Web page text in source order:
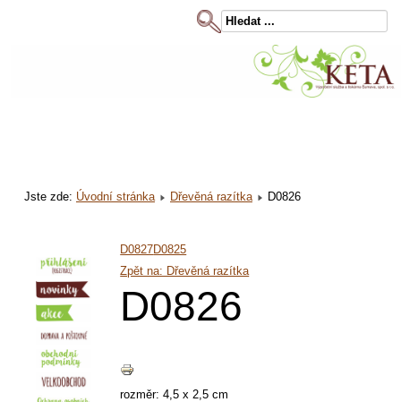
Jste zde: Úvodní stránka Dřevěná razítka D0826
D0827D0825
Zpět na: Dřevěná razítka
D0826
rozměr: 4,5 x 2,5 cm